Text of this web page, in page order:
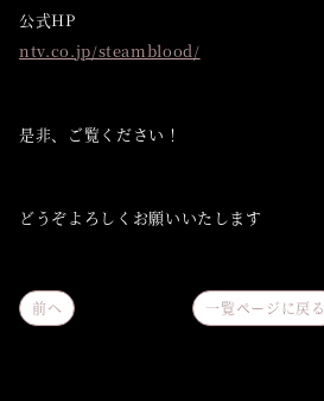
公式HP
ntv.co.jp/steamblood/
是非、ご覧ください！
どうぞよろしくお願いいたします
前へ 一覧ページに戻る